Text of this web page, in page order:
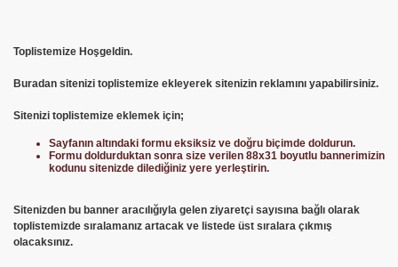
Toplistemize Hoşgeldin.
Buradan sitenizi toplistemize ekleyerek sitenizin reklamını yapabilirsiniz.
Sitenizi toplistemize eklemek için;
Sayfanın altındaki formu eksiksiz ve doğru biçimde doldurun.
Formu doldurduktan sonra size verilen 88x31 boyutlu bannerimizin
kodunu sitenizde dilediğiniz yere yerleştirin.
Sitenizden bu banner aracılığıyla gelen ziyaretçi sayısına bağlı olarak
toplistemizde sıralamanız artacak ve listede üst sıralara çıkmış
olacaksınız.